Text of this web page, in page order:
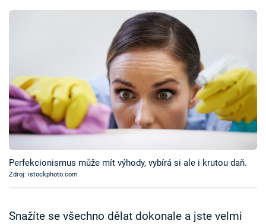
Pořady
TV Program
Časopis
Sledujte prima+
Perfekcionismus může mít výhody, vybírá si ale i krutou daň.
Zdroj: istockphoto.com
Snažíte se všechno dělat dokonale a jste velmi